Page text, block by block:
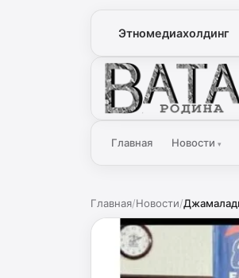
Этномедиахолдинг
Ватан
Главная Новости▾
Главная/Новости/